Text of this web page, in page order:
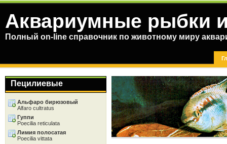
Аквариумные рыбки
Полный on-line справочник по животному миру
Пецилиевые
Альфаро бирюзовый
Alfaro cultratus
Гуппи
Poecilia reticulata
Лимия полосатая
Poecilia vittata